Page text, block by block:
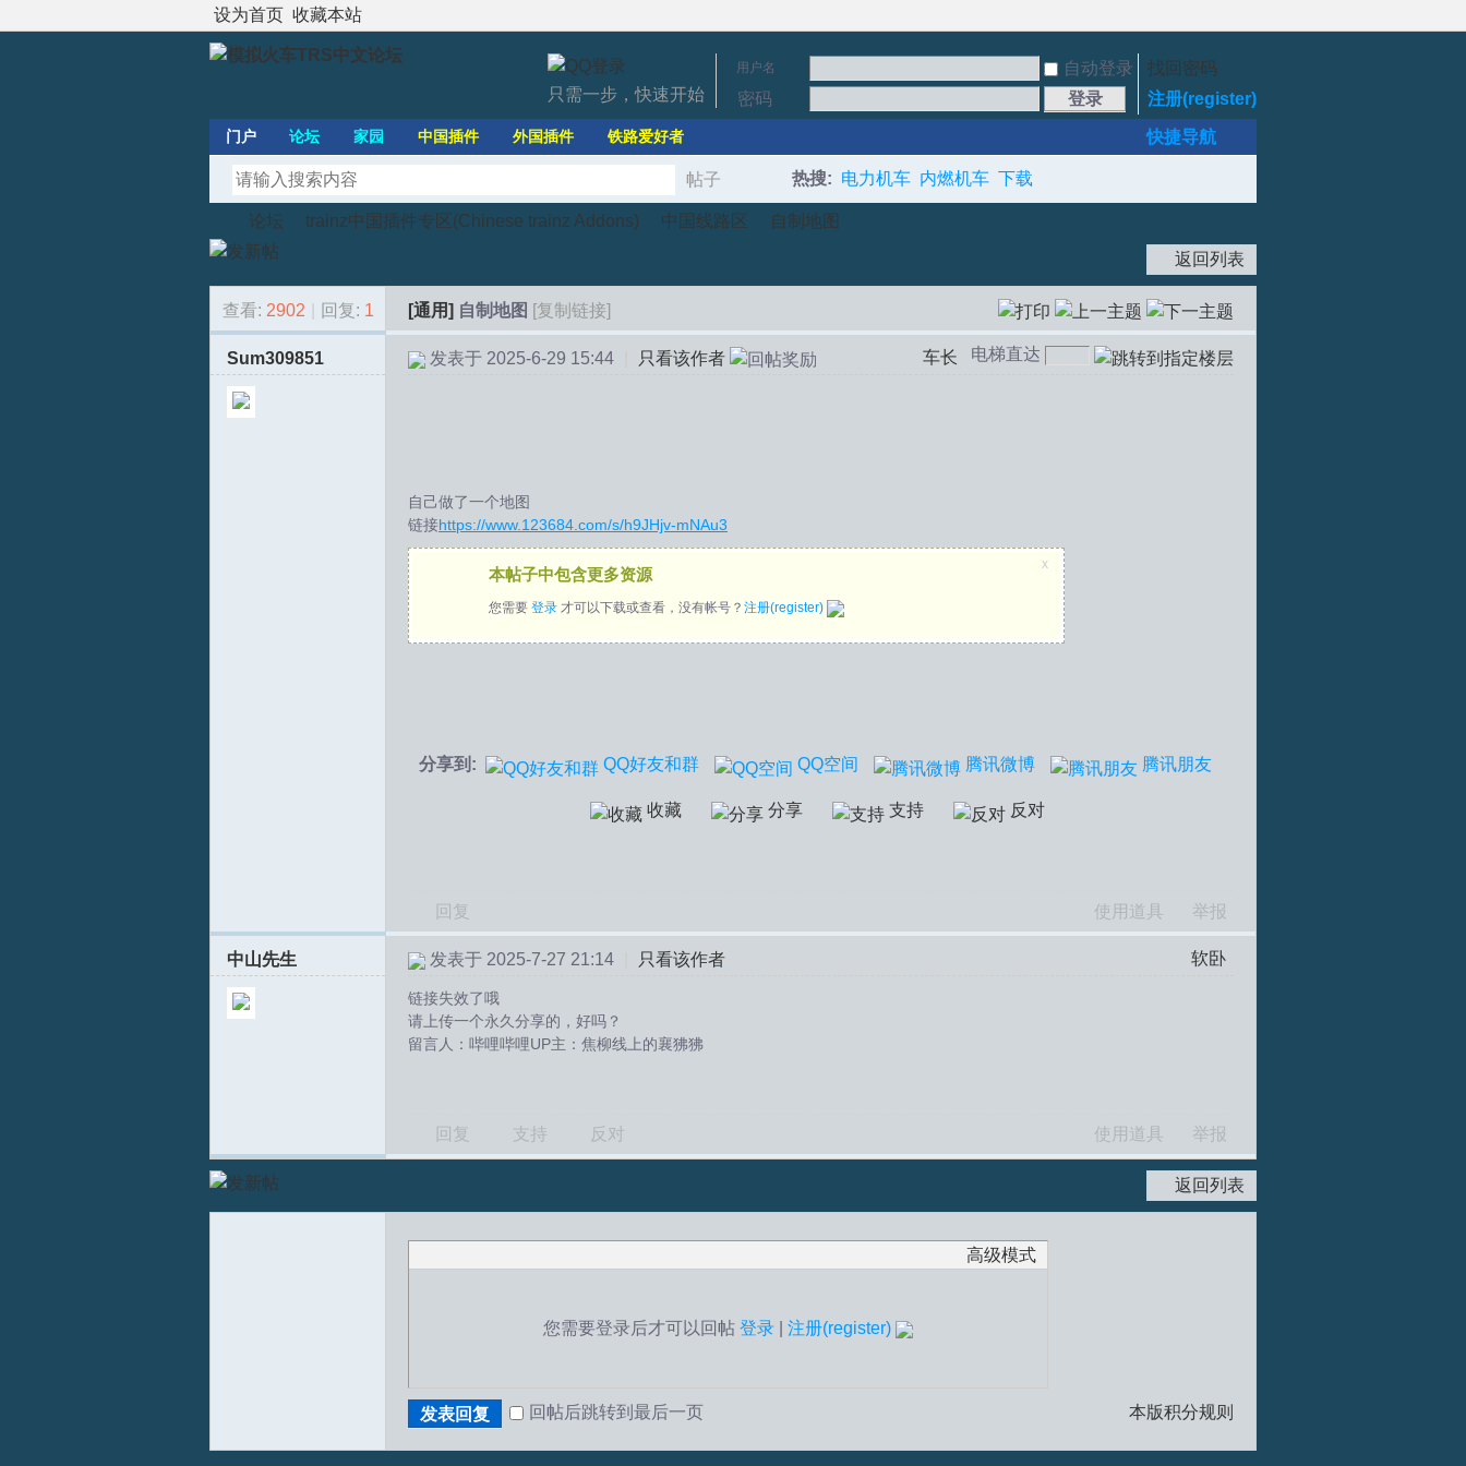
设为首页 收藏本站
用户名 自动登录
找回密码
密码
登录 注册(register)
只需一步，快速开始
快捷导航
门户 论坛 家园 中国插件 外国插件 铁路爱好者
帖子
搜
热搜: 电力机车 内燃机车 下载
模
T
»
论坛
›
trainz中国插件专区(Chinese trainz Addons) 中国线路区 自制地图
返回列表
查看: 2902 回复: 1 [通用] 自制地图 [复制链接]
Sum309851 电梯直达
车长
发表于 2025-6-29 15:44 只看该作者
自己做了一个地图
链接https://www.123684.com/s/h9JHjv-mNAu3
本帖子中包含更多资源
您需要 登录 才可以下载或查看，没有帐号？ 注册(register)
x
分享到: QQ好友和群 QQ空间 腾讯微博 腾讯朋友
收藏 分享 支持 反对
回复 使用道具 举报
中山先生 软卧
发表于 2025-7-27 21:14 只看该作者
链接失效了哦
请上传一个永久分享的，好吗？
留言人：哔哩哔哩UP主：焦柳线上的襄狒狒
回复 支持 反对 使用道具 举报
返回列表
高级模式
您需要登录后才可以回帖 登录 注册(register)
本版积分规则
发表回复 回帖后跳转到最后一页